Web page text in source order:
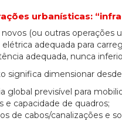
urbanísticas:
novos (ou outras
elétrica adequada para
adequada, nunca
significa dimensionar desde
global previsível para
e capacidade de quadros;
de cabos/canalizações e